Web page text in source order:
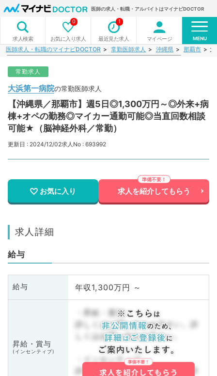
医師の求人・転職・アルバイトはマイナビDOCTOR
求人検索 お気に入り求人
0
最近見た求人
1
マイページ MENU
医師求人・転職のマイナビDOCTOR 常勤医師求人 沖縄県 那覇市 大
常勤求人
大浜第一病院の常勤医師求人
【沖縄県／那覇市】週5日◎1,300万円～◎外来+病
棟+オペの勤務◎マイカー通勤可能◎当直回数相談
可能★（脳神経外科／常勤）
更新日 : 2024/12/02求人No : 693992
お気に入り 求人を紹介してもらう
求人詳細
給与
給与 年収1,300万円 ～
昇給・賞与
(インセンティブ)
・昇給・賞与
詳しくはお問い合わせ下さい。詳
しくはお問い合わせ下さい。
・インセンティブ
詳しくはお問い合わせ下さい。詳